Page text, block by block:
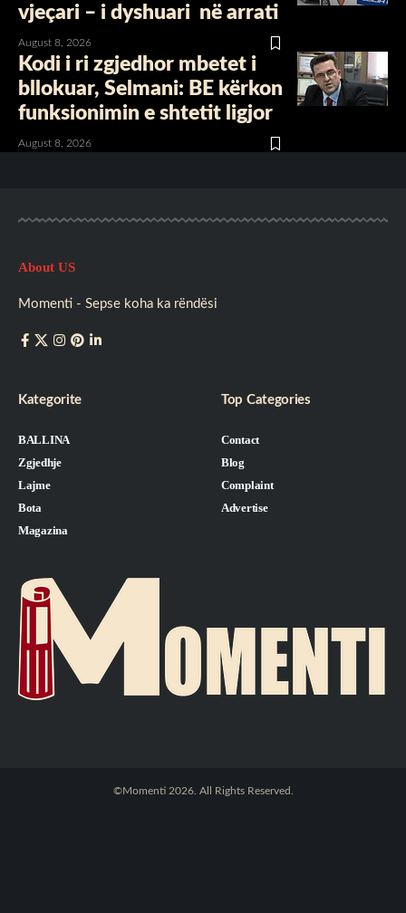
vjeçari – i dyshuari në arrati
August 8, 2026
Kodi i ri zgjedhor mbetet i
bllokuar, Selmani: BE kërkon
funksionimin e shtetit ligjor
August 8, 2026
About US
Momenti - Sepse koha ka rëndësi
Kategorite
BALLINA
Zgjedhje
Lajme
Bota
Magazina
Top Categories
Contact
Blog
Complaint
Advertise
©Momenti 2026. All Rights Reserved.